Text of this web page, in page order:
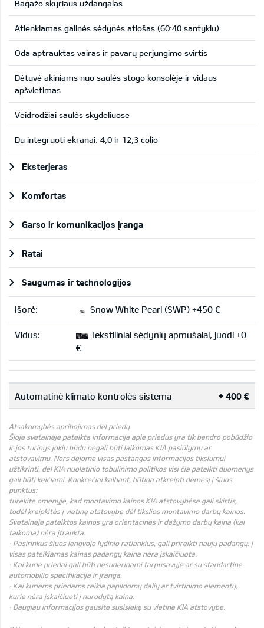
Bagažo skyriaus uždangalas
Atlenkiamas galinės sėdynės atlošas (60:40 santykiu)
Oda aptrauktas vairas ir pavarų perjungimo svirtis
Dėtuvė akiniams nuo saulės stogo konsolėje ir vidaus
apšvietimas
Veidrodžiai saulės skydeliuose
Du integruoti ekranai: 4,0 ir 12,3 colio
Eksterjeras
Komfortas
Garso ir komunikacijos įranga
Ratai
Saugumas ir technologijos
Išorė: Snow White Pearl (SWP) +450 €
Vidus:
Tekstiliniai sėdynių apmušalai, juodi +0
€
Automatinė klimato kontrolės sistema + 400 €
Atsakomybės apribojimas dėl priedų
Šioje svetainėje pateikta informacija apie priedus yra tik bendro pobūdžio
ir jos turinys jokiu būdu negali būti laikomas KIA pasiūlymu ar
atstovavimu. Nors dėjome visas pastangas informacijos tikslumui
užtikrinti, dėl KIA nuolatinio tobulinimo politikos visi čia pateikti duomenys
gali būti keičiami. Konkrečiai kalbant, būtina atkreipti dėmesį į šiuos
punktus:
turėkite omenyje, kad montavimo kainos KIA atstovybėse gali skirtis,
todėl kreipkitės į vietinę atstovybę dėl tikslios montavimo darbų kainos.
Svetainėje pateiktos kainos yra orientacinės ir dažymo darbų kaina (kai
taikoma) nėra įtraukta.
· Pasirinkus šiuos lengvojo lydinio ratlankius, gali prireikti naujų padangų. Į
visas pateikiamas kainas padangų kaina nėra įskaičiuota.
· Kai kurie priedai gali būti nesuderinami tarpusavyje ar su standartine
automobilio specifikacija ir įranga.
· Kai kuriems priedams reikia papildomų dalių ar tvirtinimo elementų,
kurie nėra įskaičiuoti į nurodytą kainą.
· Daugiau informacijos gausite susisiekę su vietine KIA atstovybe.